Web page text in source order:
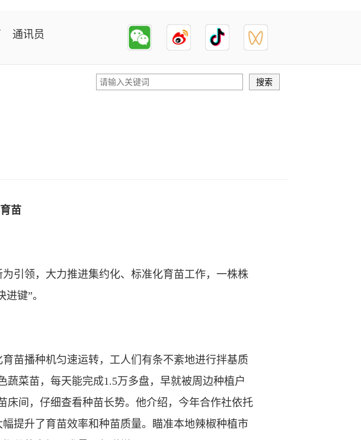
通讯员
苗
领，大力推进集约化、标准化育苗工作，一株株
键”。
播种机匀速运转，工人们有条不紊地进行拌基质
菜苗，每天能完成1.5万多盘，早就被周边种植户
床间，仔细查看种苗长势。他介绍，今年合作社依托
提升了育苗效率和种苗质量。瞄准本地辣椒种植市